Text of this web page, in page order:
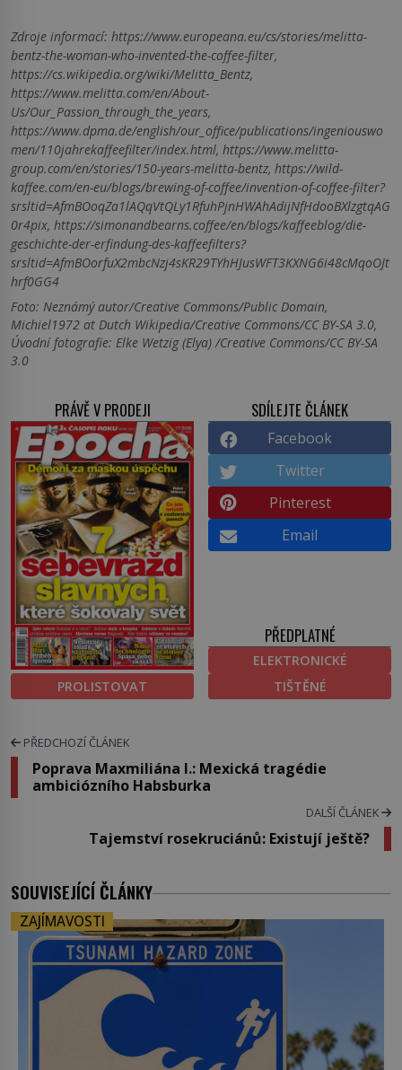
Zdroje informací: https://www.europeana.eu/cs/stories/melitta-
bentz-the-woman-who-invented-the-coffee-filter,
https://cs.wikipedia.org/wiki/Melitta_Bentz,
https://www.melitta.com/en/About-
Us/Our_Passion_through_the_years,
https://www.dpma.de/english/our_office/publications/ingeniouswo
men/110jahrekaffeefilter/index.html, https://www.melitta-
group.com/en/stories/150-years-melitta-bentz, https://wild-
kaffee.com/en-eu/blogs/brewing-of-coffee/invention-of-coffee-filter?
srsltid=AfmBOoqZa1lAQqVtQLy1RfuhPjnHWAhAdijNfHdooBXlzgtqAG
0r4pix, https://simonandbearns.coffee/en/blogs/kaffeeblog/die-
geschichte-der-erfindung-des-kaffeefilters?
srsltid=AfmBOorfuX2mbcNzj4sKR29TYhHJusWFT3KXNG6i48cMqoOJt
hrf0GG4
Foto: Neznámý autor/Creative Commons/Public Domain,
Michiel1972 at Dutch Wikipedia/Creative Commons/CC BY-SA 3.0,
Úvodní fotografie: Elke Wetzig (Elya) /Creative Commons/CC BY-SA
3.0
PRÁVĚ V PRODEJI
PROLISTOVAT
SDÍLEJTE ČLÁNEK
Facebook
Twitter
Pinterest
Email
PŘEDPLATNÉ
ELEKTRONICKÉ
TIŠTĚNÉ
PŘEDCHOZÍ ČLÁNEK
Poprava Maxmiliána I.: Mexická tragédie
ambiciózního Habsburka
DALŠÍ ČLÁNEK
Tajemství rosekruciánů: Existují ještě?
SOUVISEJÍCÍ ČLÁNKY
ZAJÍMAVOSTI